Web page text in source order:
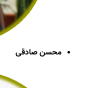
محسن صادقی